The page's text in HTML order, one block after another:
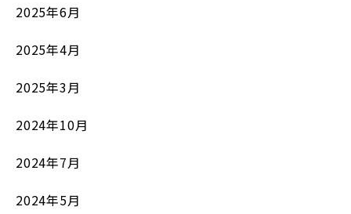
2025年6月
2025年4月
2025年3月
2024年10月
2024年7月
2024年5月